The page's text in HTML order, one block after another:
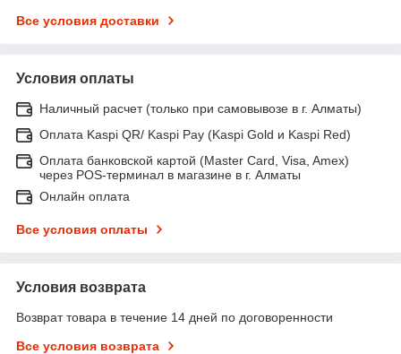
Все условия доставки
Условия оплаты
Наличный расчет (только при самовывозе в г. Алматы)
Оплата Kaspi QR/ Kaspi Pay (Kaspi Gold и Kaspi Red)
Оплата банковской картой (Master Card, Visa, Amex)
через POS-терминал в магазине в г. Алматы
Онлайн оплата
Все условия оплаты
Условия возврата
Возврат товара в течение 14 дней по договоренности
Все условия возврата